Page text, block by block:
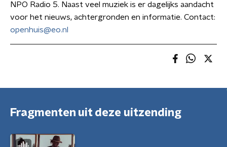
NPO Radio 5. Naast veel muziek is er dagelijks aandacht
voor het nieuws, achtergronden en informatie. Contact:
openhuis@eo.nl
Fragmenten uit deze uitzending